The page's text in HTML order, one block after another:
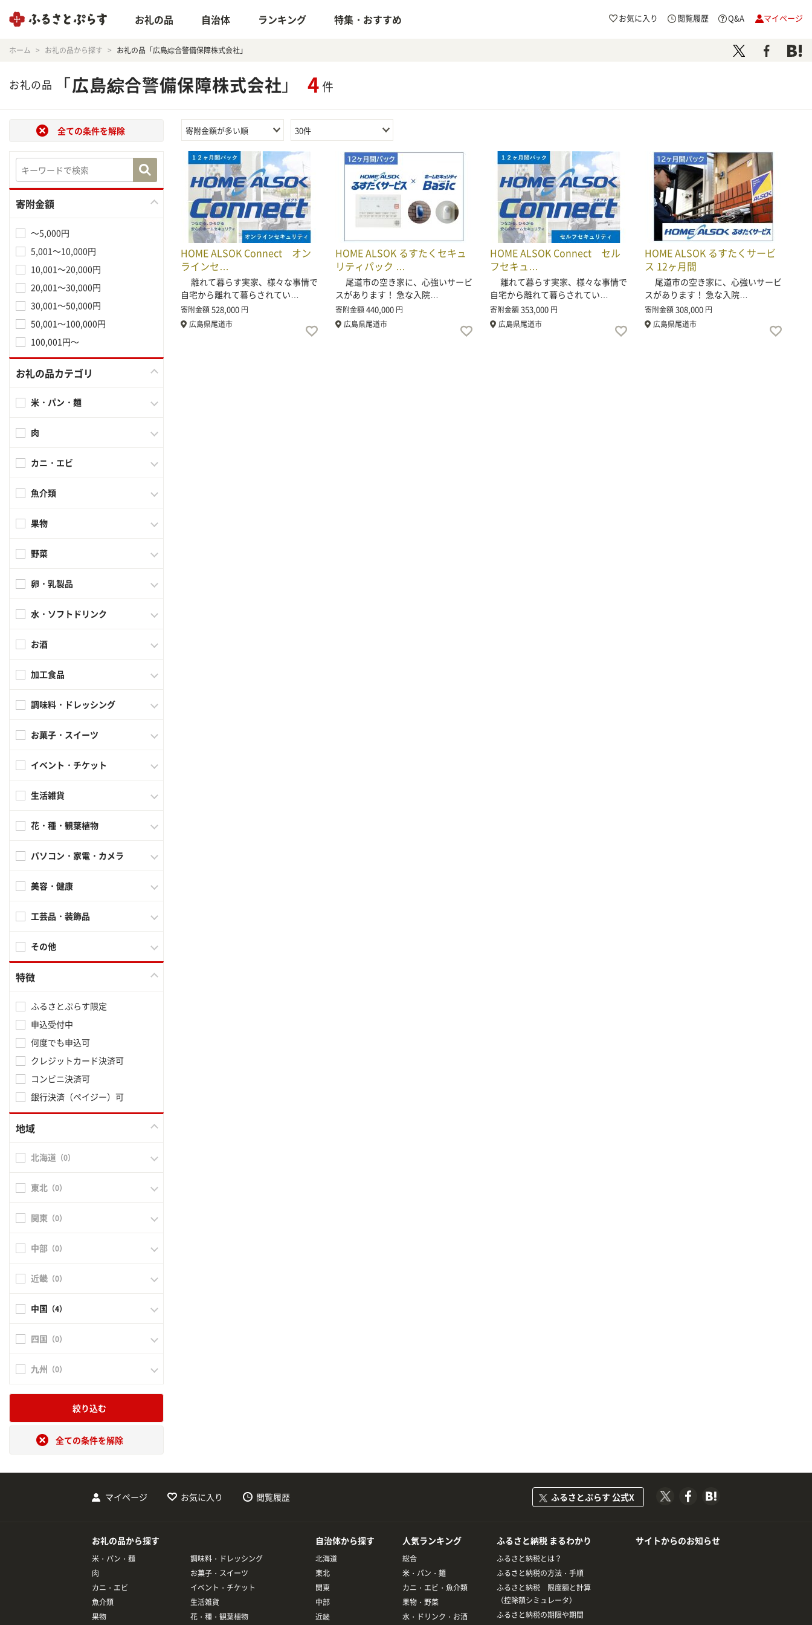
お礼の品 自治体 ランキング 特集・おすすめ お気に入り 閲覧履歴 Q&A マイページ
ホーム お礼の品から探す お礼の品「広島綜合警備保障株式会社」
お礼の品「広島綜合警備保障株式会社」 4件
全ての条件を解除
寄附金額
～5,000円
5,001～10,000円
10,001～20,000円
20,001～30,000円
30,001～50,000円
50,001～100,000円
100,001円～
お礼の品カテゴリ
米・パン・麺
肉
カニ・エビ
魚介類
果物
野菜
卵・乳製品
水・ソフトドリンク
お酒
加工食品
調味料・ドレッシング
お菓子・スイーツ
イベント・チケット
生活雑貨
花・種・観葉植物
パソコン・家電・カメラ
美容・健康
工芸品・装飾品
その他
特徴
ふるさとぷらす限定
申込受付中
何度でも申込可
クレジットカード決済可
コンビニ決済可
銀行決済（ペイジー）可
地域
北海道 （0）
東北 （0）
関東 （0）
中部 （0）
近畿 （0）
中国 （4）
四国 （0）
九州 （0）
絞り込む
全ての条件を解除
寄附金額が多い順 30件
HOME ALSOK Connect オン
ラインセ…
離れて暮らす実家、様々な事情で
自宅から離れて暮らされてい…
寄附金額528,000 円
広島県尾道市
HOME ALSOK るすたくセキュ
リティパック …
尾道市の空き家に、心強いサービ
スがあります！ 急な入院…
寄附金額440,000 円
広島県尾道市
HOME ALSOK Connect セル
フセキュ…
離れて暮らす実家、様々な事情で
自宅から離れて暮らされてい…
寄附金額353,000 円
広島県尾道市
HOME ALSOK るすたくサービ
ス 12ヶ月間
尾道市の空き家に、心強いサービ
スがあります！ 急な入院…
寄附金額308,000 円
広島県尾道市
マイページ お気に入り 閲覧履歴 ふるさとぷらす 公式X
お礼の品から探す
米・パン・麺
肉
カニ・エビ
魚介類
果物
調味料・ドレッシング
お菓子・スイーツ
イベント・チケット
生活雑貨
花・種・観葉植物
自治体から探す
北海道
東北
関東
中部
近畿
人気ランキング
総合
米・パン・麺
カニ・エビ・魚介類
果物・野菜
水・ドリンク・お酒
ふるさと納税 まるわかり
ふるさと納税とは？
ふるさと納税の方法・手順
ふるさと納税 限度額と計算
（控除額シミュレータ）
ふるさと納税の期限や期間
サイトからのお知らせ